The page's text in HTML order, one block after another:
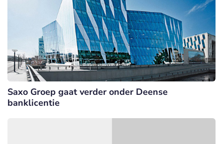
Saxo Groep gaat verder onder Deense
banklicentie